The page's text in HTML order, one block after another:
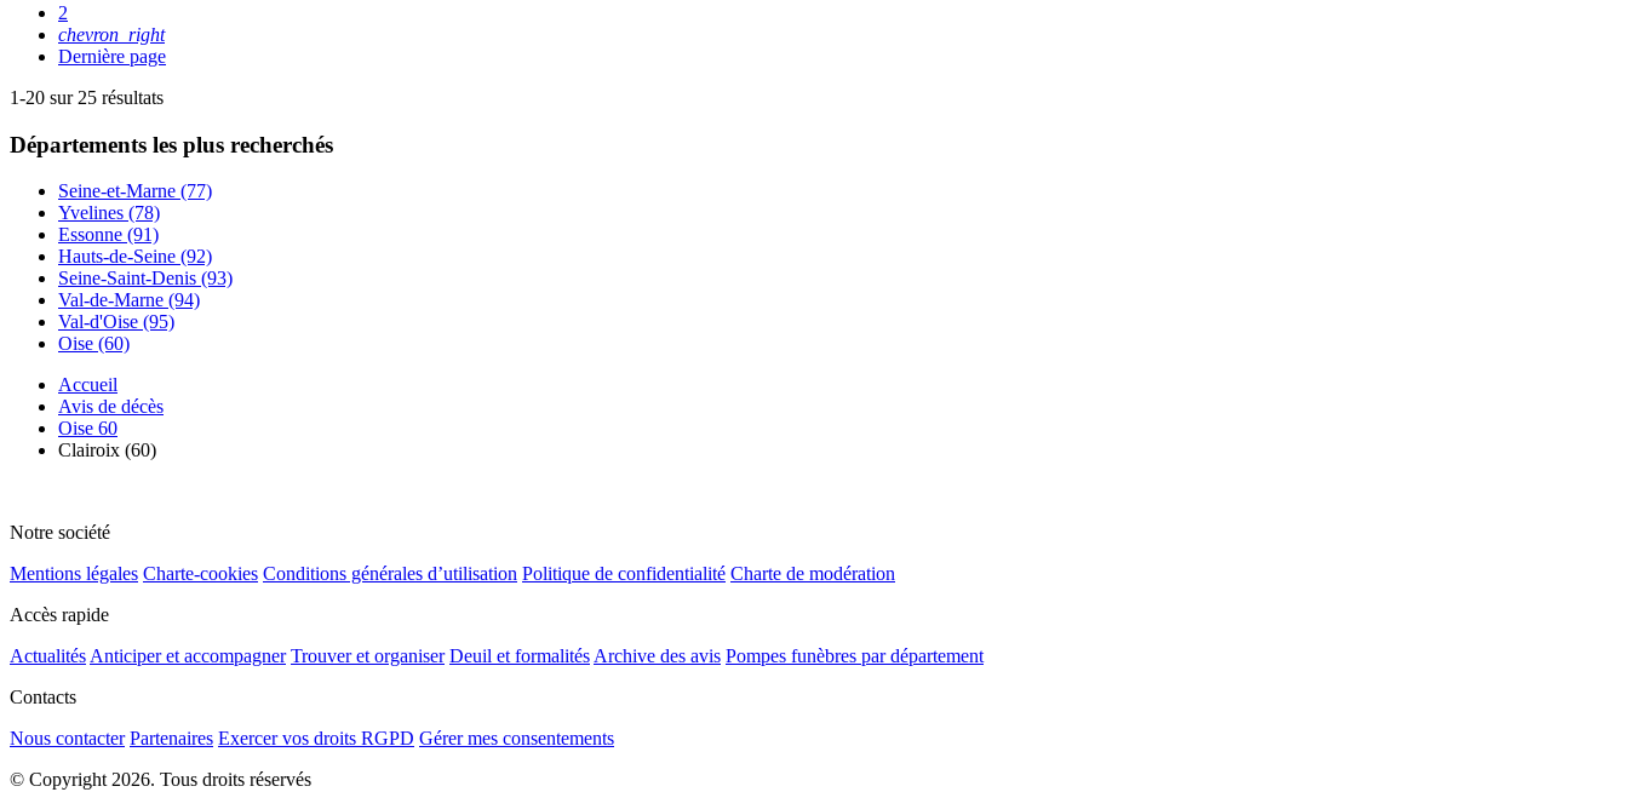
2
chevron_right
Dernière page
1-20 sur 25 résultats
Départements les plus recherchés
Seine-et-Marne (77)
Yvelines (78)
Essonne (91)
Hauts-de-Seine (92)
Seine-Saint-Denis (93)
Val-de-Marne (94)
Val-d'Oise (95)
Oise (60)
Accueil
Avis de décès
Oise 60
Clairoix (60)
Notre société
Mentions légales Charte-cookies Conditions générales d’utilisation Politique de confidentialité Charte de modération
Accès rapide
Actualités Anticiper et accompagner Trouver et organiser Deuil et formalités Archive des avis Pompes funèbres par département
Contacts
Nous contacter Partenaires Exercer vos droits RGPD Gérer mes consentements
© Copyright 2026. Tous droits réservés